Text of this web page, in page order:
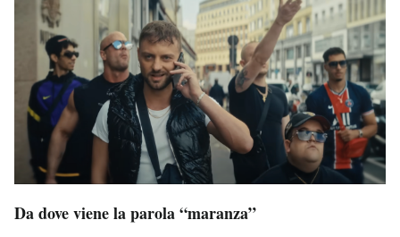
Da dove viene la parola “maranza”